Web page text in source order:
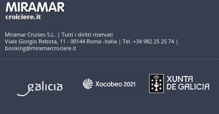
Miramar Cruises S.L. | Tutti i diritti riservati
Viale Giorgio Rebota, 11 - 00144 Roma -Italia | Tel. +34 982 25 25 74 |
booking@miramarcrociere.it